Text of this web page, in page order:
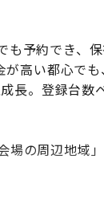
予約でき、
高い都心で
長。登録台数
場の周辺地域